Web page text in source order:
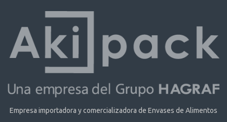
Empresa importadora y comercializadora de Envases de Alimentos